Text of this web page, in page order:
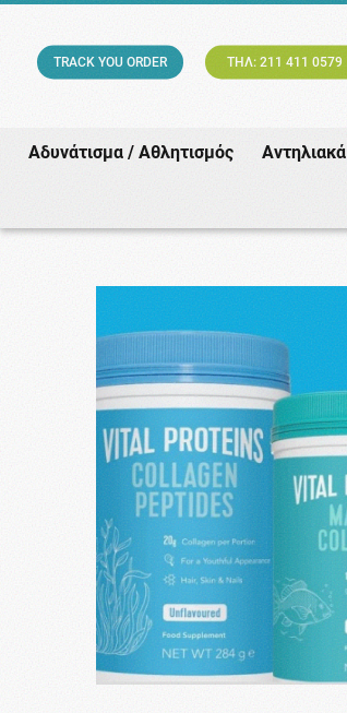
TRACK YOU ORDER ΤΗΛ: 211 411 0579
Αδυνάτισμα / Αθλητισμός Αντηλιακά